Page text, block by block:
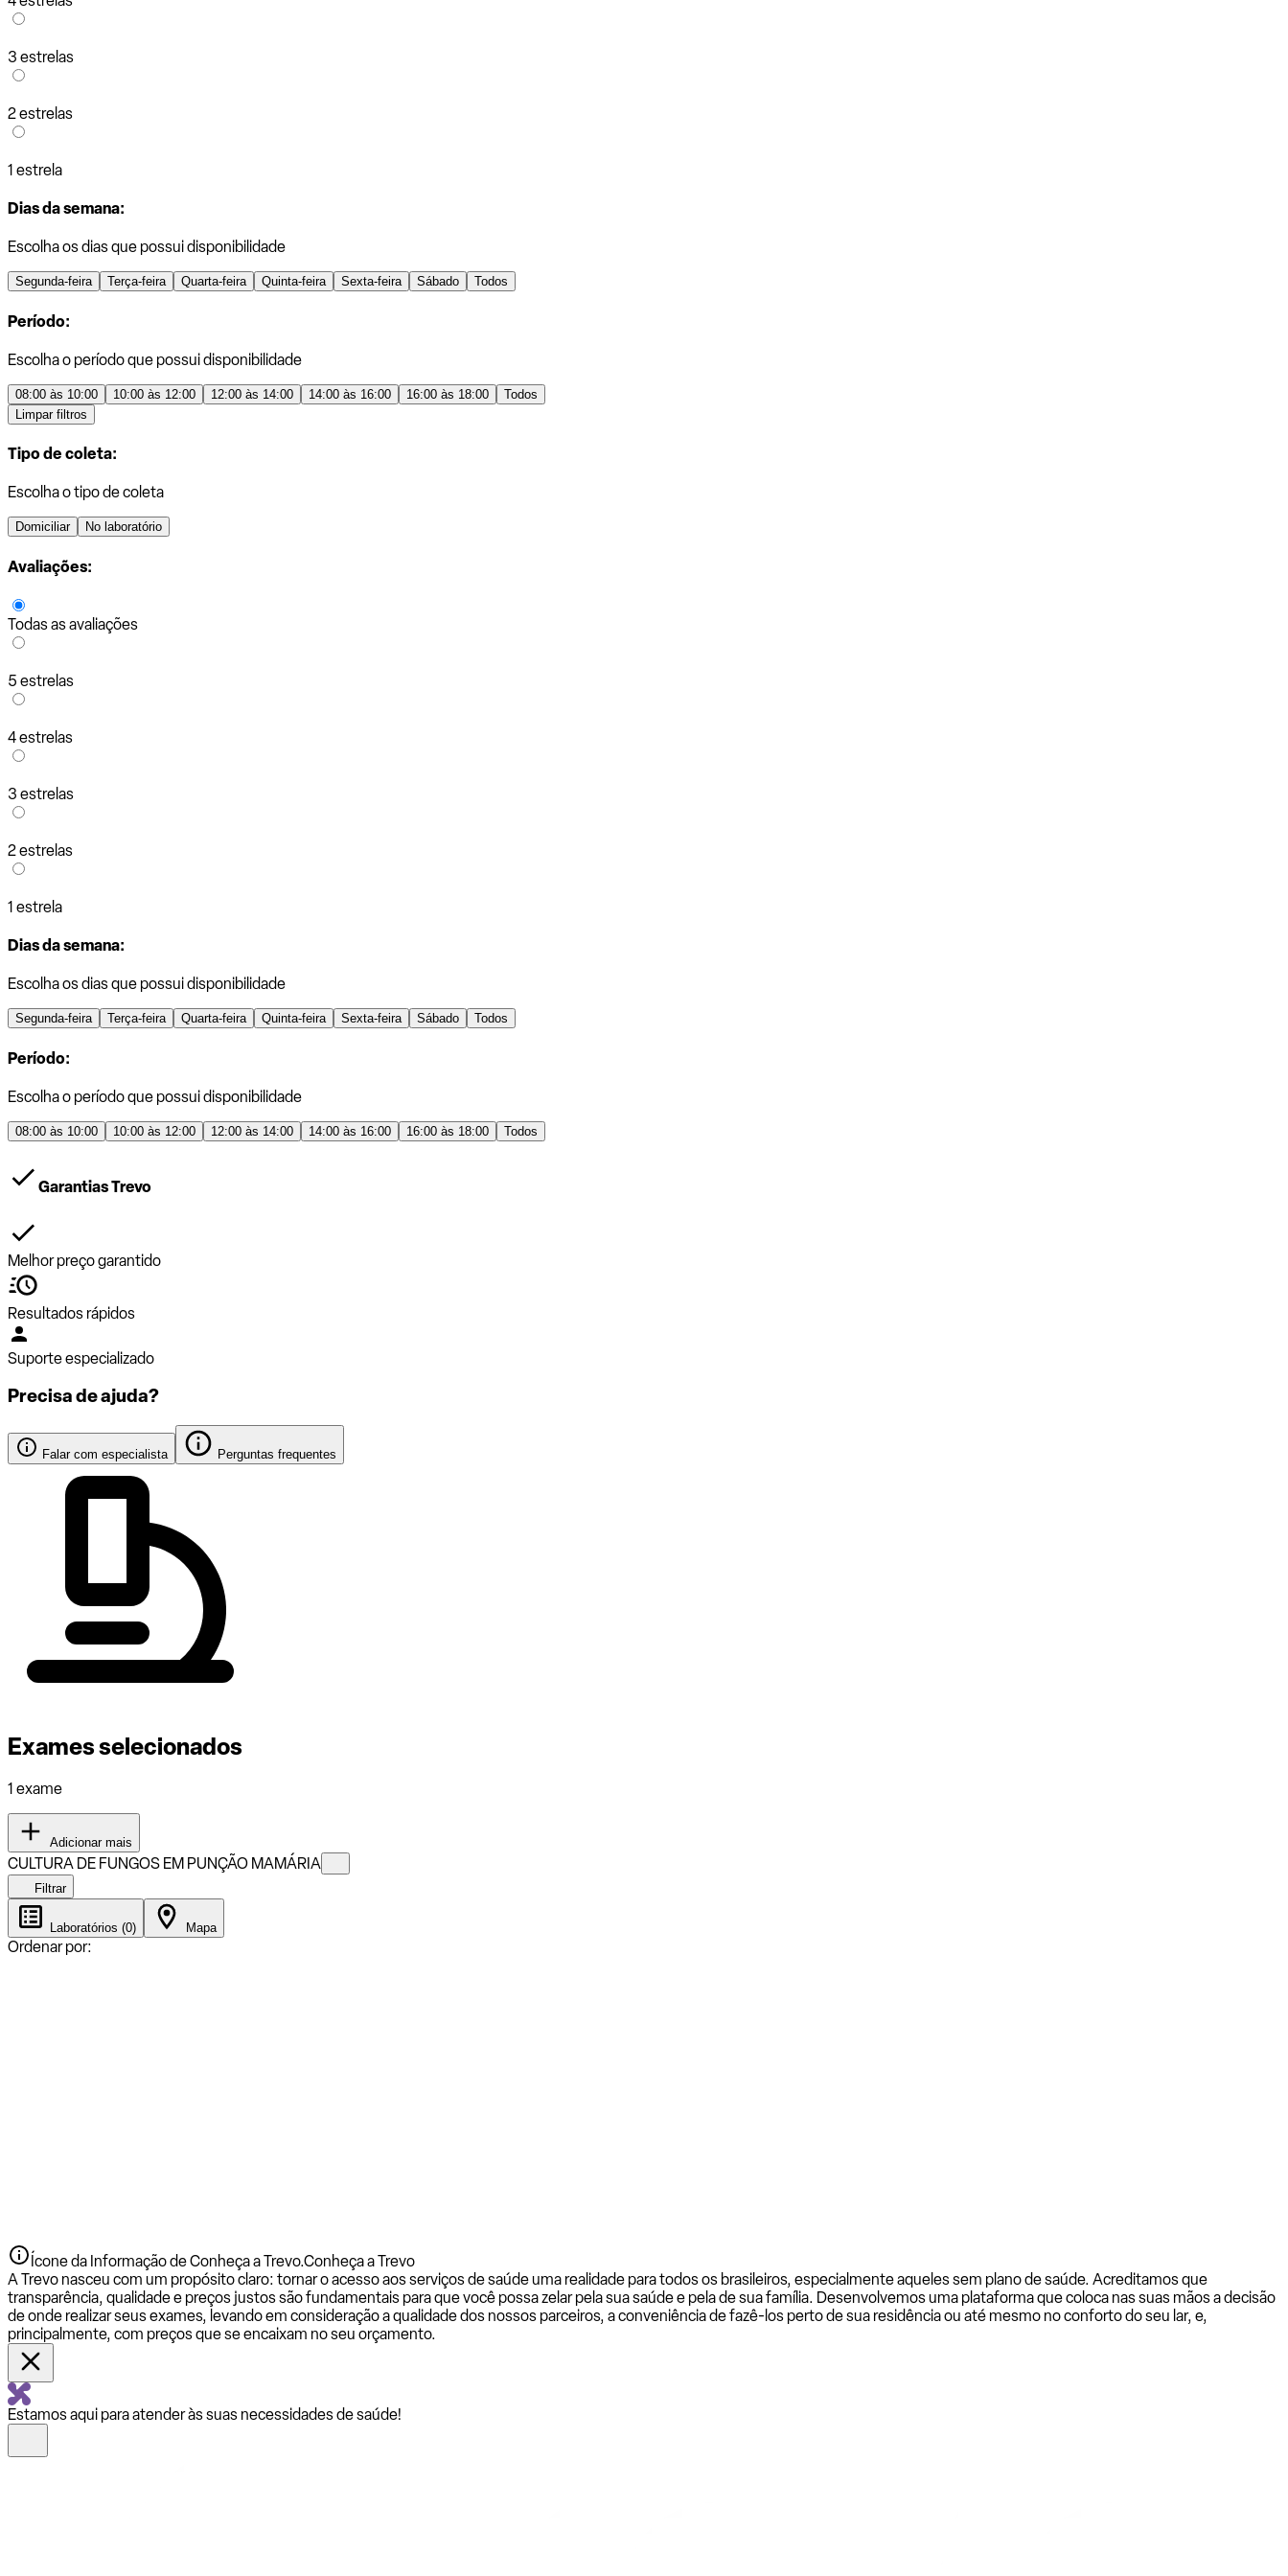
3 estrelas
2 estrelas
1 estrela
Dias da semana:
Escolha os dias que possui disponibilidade
Segunda-feira Terça-feira Quarta-feira Quinta-feira Sexta-feira Sábado Todos
Período:
Escolha o período que possui disponibilidade
08:00 às 10:00 10:00 às 12:00 12:00 às 14:00 14:00 às 16:00 16:00 às 18:00
Todos
Limpar filtros
Tipo de coleta:
Escolha o tipo de coleta
Domiciliar No laboratório
Avaliações:
Todas as avaliações
5 estrelas
4 estrelas
3 estrelas
2 estrelas
1 estrela
Dias da semana:
Escolha os dias que possui disponibilidade
Segunda-feira Terça-feira Quarta-feira Quinta-feira Sexta-feira Sábado Todos
Período:
Escolha o período que possui disponibilidade
08:00 às 10:00 10:00 às 12:00 12:00 às 14:00 14:00 às 16:00 16:00 às 18:00 Todos
Garantias Trevo
Melhor preço garantido
Resultados rápidos
Suporte especializado
Precisa de ajuda?
Falar com especialista Perguntas frequentes
Exames selecionados
1 exame
Adicionar mais
CULTURA DE FUNGOS EM PUNÇÃO MAMÁRIA
Filtrar
Laboratórios (0) Mapa
Ordenar por:
Ícone da Informação de Conheça a Trevo.Conheça a Trevo
A Trevo nasceu com um propósito claro: tornar o acesso aos serviços de saúde uma realidade para todos os brasileiros, especialmente aqueles sem plano de saúde. Acreditamos que
transparência, qualidade e preços justos são fundamentais para que você possa zelar pela sua saúde e pela de sua família. Desenvolvemos uma plataforma que coloca nas suas mãos a decisão
de onde realizar seus exames, levando em consideração a qualidade dos nossos parceiros, a conveniência de fazê-los perto de sua residência ou até mesmo no conforto do seu lar, e,
principalmente, com preços que se encaixam no seu orçamento.
Estamos aqui para atender às suas necessidades de saúde!